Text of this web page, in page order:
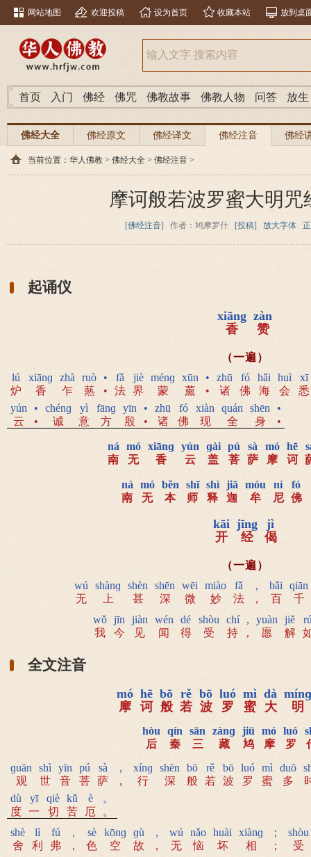
网站地图 欢迎投稿 设为首页 收藏本站 放到桌
首页 入门 佛经 佛咒 佛教故事 佛教人物 问答 放生
佛经大全 佛经原文 佛经译文 佛经注音 佛经
当前位置： 华人佛教 > 佛经大全 > 佛经注音 >
摩诃般若波罗蜜大明咒
[佛经注音] 作者：鸠摩罗什 [投稿] 放大字体
起诵仪
xiāng
香
zàn
赞
（一遍）
lú
炉
xiānɡ
香
zhà
乍
ruò
爇
•
•
fǎ
法
jiè
界
ménɡ
蒙
xūn
薰
•
•
zhū
诸
fó
佛
hǎi
海
huì
会
xī
悉
yún
云
•
•
chénɡ
诚
yì
意
fānɡ
方
yīn
殷
•
•
zhū
诸
fó
佛
xiàn
现
quán
全
shēn
身
•
•
ná
南
mó
无
xiānɡ
香
yún
云
ɡài
盖
pú
菩
sà
萨
mó
摩
hē
诃
ná
南
mó
无
běn
本
shī
师
shì
释
jiā
迦
móu
牟
ní
尼
fó
佛
kāi
开
jīng
经
jì
偈
（一遍）
wú
无
shànɡ
上
shèn
甚
shēn
深
wēi
微
miào
妙
fǎ
法
，
，
bǎi
百
qiān
千
wǒ
我
jīn
今
jiàn
见
wén
闻
dé
得
shòu
受
chí
持
,
,
yuàn
愿
jiě
解
全文注音
mó
摩
hē
诃
bō
般
rě
若
bō
波
luó
罗
mì
蜜
dà
大
mínɡ
明
hòu
后
qín
秦
sān
三
zànɡ
藏
jiū
鸠
mó
摩
luó
罗
ɡuān
观
shì
世
yīn
音
pú
菩
sà
萨
，
，
xínɡ
行
shēn
深
bō
般
rě
若
bō
波
luó
罗
mì
蜜
duō
多
dù
度
yī
一
qiè
切
kǔ
苦
è
厄
。
。
shè
舍
lì
利
fú
弗
，
，
sè
色
kōnɡ
空
ɡù
故
，
，
wú
无
nǎo
恼
huài
坏
xiànɡ
相
；
；
shòu
受